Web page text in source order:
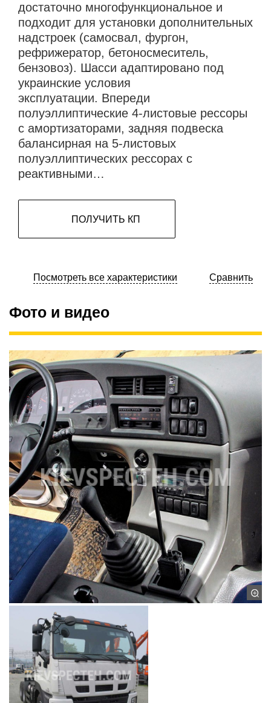
достаточно многофункциональное и
подходит для установки дополнительных
надстроек (самосвал, фургон,
рефрижератор, бетоносмеситель,
бензовоз). Шасси адаптировано под
украинские условия
эксплуатации. Впереди
полуэллиптические 4-листовые рессоры
с амортизаторами, задняя подвеска
балансирная на 5-листовых
полуэллиптических рессорах с
реактивными…
ПОЛУЧИТЬ КП
Посмотреть все характеристики Сравнить
Фото и видео